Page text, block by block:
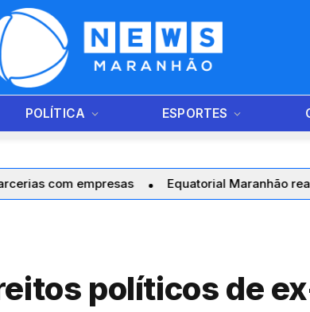
POLÍTICA ESPORTES
empresas Equatorial Maranhão realiza
políticos de